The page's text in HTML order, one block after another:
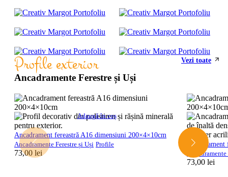
Profile exterior
Ancadramente Ferestre și Uși
Vezi toate
Adaugă în coș
Ancadrament fereastră A16 dimensiuni 200×4×10cm
Ancadramente Ferestre și Uși Profile
73,00 lei
73,00lei